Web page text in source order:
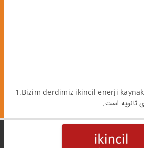
1.Bizim derdimiz ikincil enerji